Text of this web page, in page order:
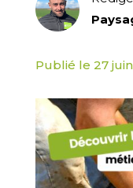
Publié le 27